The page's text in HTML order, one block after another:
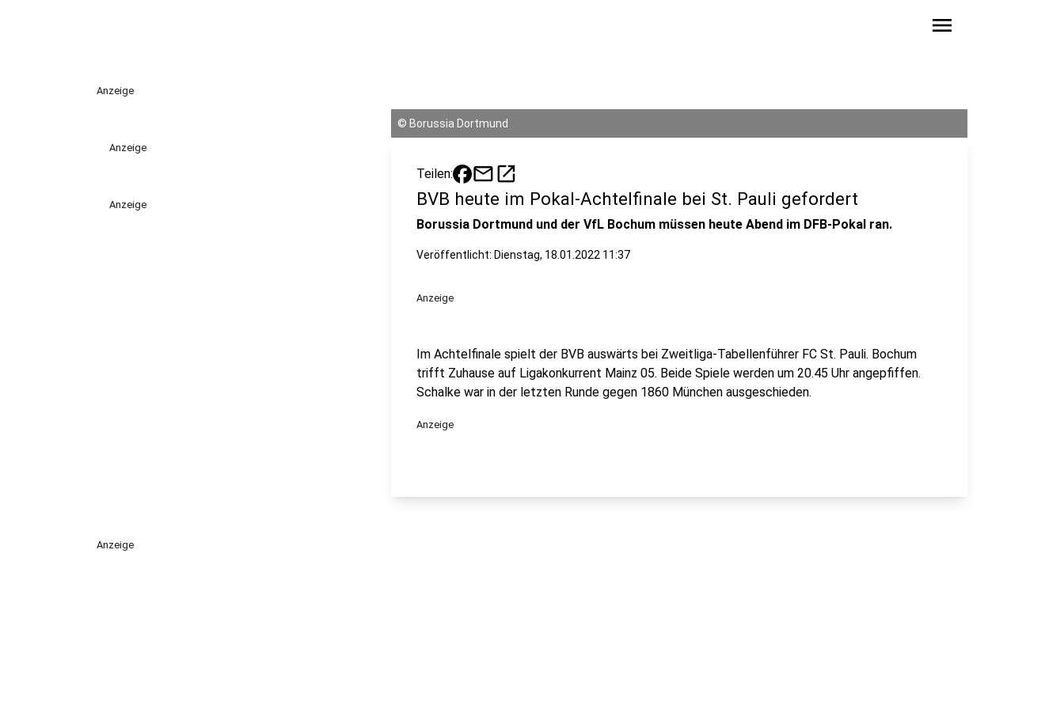
menu
Anzeige
Anzeige
Anzeige
© Borussia Dortmund
Teilen: mailopen_in_new
BVB heute im Pokal-Achtelfinale bei St. Pauli gefordert
Borussia Dortmund und der VfL Bochum müssen heute Abend im DFB-Pokal ran.
Veröffentlicht: Dienstag, 18.01.2022 11:37
Anzeige
Im Achtelfinale spielt der BVB auswärts bei Zweitliga-Tabellenführer FC St. Pauli. Bochum
trifft Zuhause auf Ligakonkurrent Mainz 05. Beide Spiele werden um 20.45 Uhr angepfiffen.
Schalke war in der letzten Runde gegen 1860 München ausgeschieden.
Anzeige
Anzeige